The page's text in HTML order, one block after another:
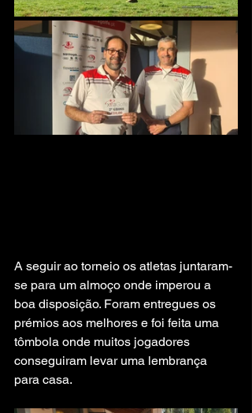
A seguir ao torneio os atletas juntaram-
se para um almoço onde imperou a
boa disposição. Foram entregues os
prémios aos melhores e foi feita uma
tômbola onde muitos jogadores
conseguiram levar uma lembrança
para casa.